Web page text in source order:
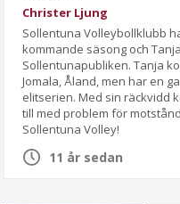
Christer Ljung
Sollentuna Volleybollklubb
kommande säsong och
Sollentunapubliken. Tanja
Jomala, Åland, men har en
elitserien. Med sin räckvidd
till med problem för
Sollentuna Volley!
11 år sedan